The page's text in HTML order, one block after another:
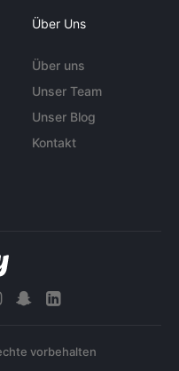
Über Uns
Über uns
Unser Team
Unser Blog
Kontakt
vorbehalten